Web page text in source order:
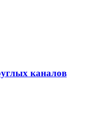
каналов